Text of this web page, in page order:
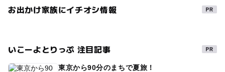
お出かけ家族にイチオシ情報
いこーよとりっぷ 注目記事
東京から90分のまちで夏旅！